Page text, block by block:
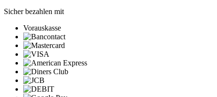
Sicher bezahlen mit
Vorauskasse